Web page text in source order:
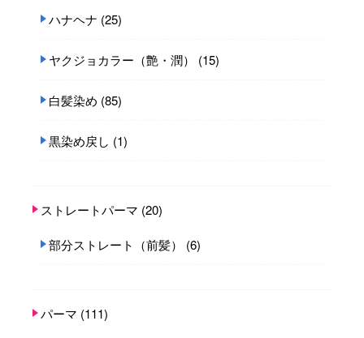
ハナヘナ (25)
ヤクジョカラー（艶・潤） (15)
白髪染め (85)
黒染め戻し (1)
ストレートパーマ (20)
部分ストレート（前髪） (6)
パーマ (111)